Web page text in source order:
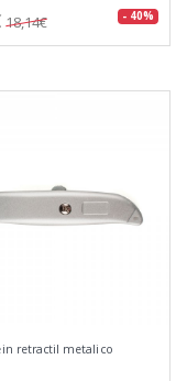
18,14€ - 40%
retractil metalico